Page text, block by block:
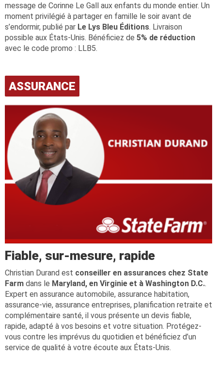
message de Corinne Le Gall aux enfants du monde entier. Un
moment privilégié à partager en famille le soir avant de
s’endormir, publié par Le Lys Bleu Éditions. Livraison
possible aux États-Unis. Bénéficiez de 5% de réduction
avec le code promo : LLB5.
ASSURANCE
Fiable, sur-mesure, rapide
Christian Durand est conseiller en assurances chez State
Farm dans le Maryland, en Virginie et à Washington D.C..
Expert en assurance automobile, assurance habitation,
assurance-vie, assurance entreprises, planification retraite et
complémentaire santé, il vous présente un devis fiable,
rapide, adapté à vos besoins et votre situation. Protégez-
vous contre les imprévus du quotidien et bénéficiez d’un
service de qualité à votre écoute aux États-Unis.